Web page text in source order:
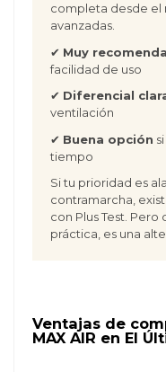
completa desde el
avanzadas.
✔ Muy
facilidad de uso
✔ Diferencial
ventilación
✔ Buena opción
tiempo
Si tu prioridad es
contramarcha,
con Plus Test.
práctica, es una
Ventajas de
MAX AIR en El